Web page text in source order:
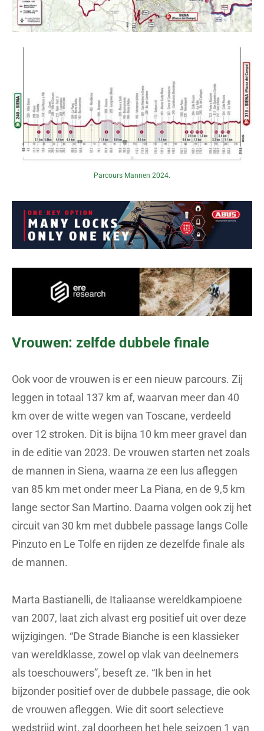
Parcours Mannen 2024.
Vrouwen: zelfde dubbele finale
Ook voor de vrouwen is er een nieuw parcours. Zij
leggen in totaal 137 km af, waarvan meer dan 40
km over de witte wegen van Toscane, verdeeld
over 12 stroken. Dit is bijna 10 km meer gravel dan
in de editie van 2023. De vrouwen starten net zoals
de mannen in Siena, waarna ze een lus afleggen
van 85 km met onder meer La Piana, en de 9,5 km
lange sector San Martino. Daarna volgen ook zij het
circuit van 30 km met dubbele passage langs Colle
Pinzuto en Le Tolfe en rijden ze dezelfde finale als
de mannen.
Marta Bastianelli, de Italiaanse wereldkampioene
van 2007, laat zich alvast erg positief uit over deze
wijzigingen. “De Strade Bianche is een klassieker
van wereldklasse, zowel op vlak van deelnemers
als toeschouwers”, beseft ze. “Ik ben in het
bijzonder positief over de dubbele passage, die ook
de vrouwen afleggen. Wie dit soort selectieve
wedstrijd wint, zal doorheen het hele seizoen 1 van